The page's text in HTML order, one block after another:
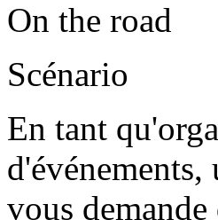
On the road
Scénario
En tant
vous